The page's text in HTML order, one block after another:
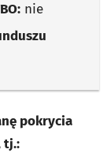
nie
pokrycia
tj.: